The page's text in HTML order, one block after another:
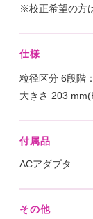
※校正希望の方
仕様
粒径区分 6段階
大きさ 203
付属品
ACアダプタ
その他